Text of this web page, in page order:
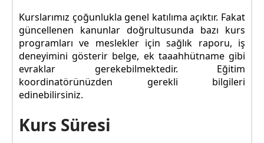
Kurslarımız çoğunlukla genel katılıma açıktır. Fakat
güncellenen kanunlar doğrultusunda bazı kurs
programları ve meslekler için sağlık raporu, iş
deneyimini gösterir belge, ek taaahhütname gibi
evraklar gerekebilmektedir. Eğitim
koordinatörünüzden gerekli bilgileri
edinebilirsiniz.
Kurs Süresi